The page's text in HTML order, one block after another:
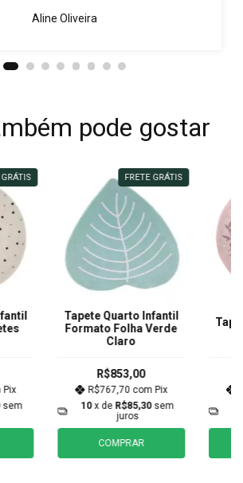
Aline Oliveira
pode gostar
Pix
sem
FRETE GRÁTIS
Tapete Quarto Infantil
Formato Folha Verde
Claro
R$853,00
R$767,70 com Pix
10 x de R$85,30 sem
juros
COMPRAR